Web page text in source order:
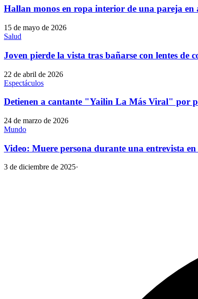
Hallan monos en ropa interior de una pareja en
15 de mayo de 2026
Salud
Joven pierde la vista tras bañarse con lentes de
22 de abril de 2026
Espectáculos
Detienen a cantante "Yailin La Más Viral" por
24 de marzo de 2026
Mundo
Video: Muere persona durante una entrevista
3 de diciembre de 2025·